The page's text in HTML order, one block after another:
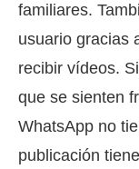
familiares.
usuario gracias
recibir vídeos.
que se sienten
WhatsApp no
publicación